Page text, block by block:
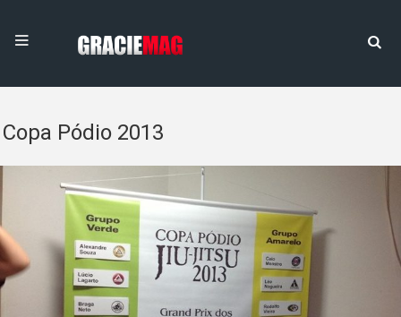
Copa Pódio 2013